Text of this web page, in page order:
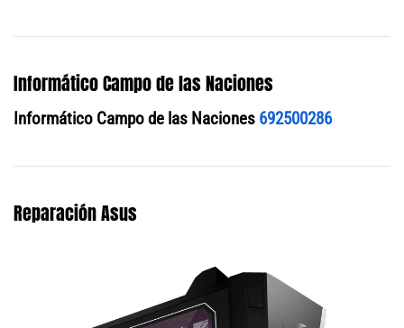
Informático Campo de las Naciones
Informático Campo de las Naciones 692500286
Reparación Asus